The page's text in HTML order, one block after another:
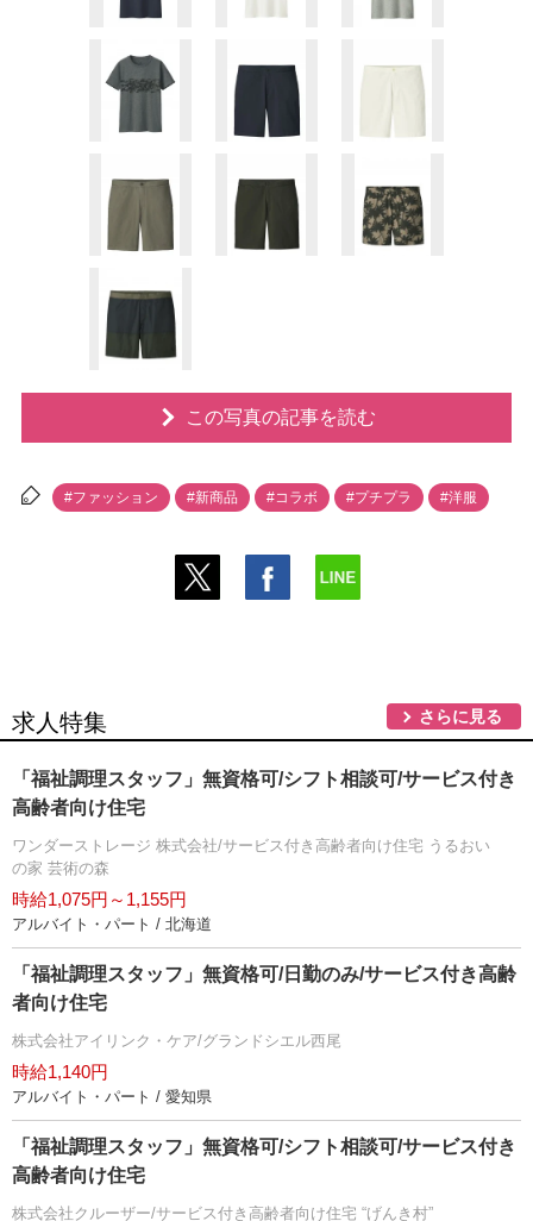
この写真の記事を読む
#ファッション #新商品 #コラボ #プチプラ #洋服
求人特集 さらに見る
「福祉調理スタッフ」無資格可/シフト相談可/サービス付き
高齢者向け住宅
ワンダーストレージ 株式会社/サービス付き高齢者向け住宅 うるおい
の家 芸術の森
時給1,075円～1,155円
アルバイト・パート / 北海道
「福祉調理スタッフ」無資格可/日勤のみ/サービス付き高齢
者向け住宅
株式会社アイリンク・ケア/グランドシエル西尾
時給1,140円
アルバイト・パート / 愛知県
「福祉調理スタッフ」無資格可/シフト相談可/サービス付き
高齢者向け住宅
株式会社クルーザー/サービス付き高齢者向け住宅 “げんき村”